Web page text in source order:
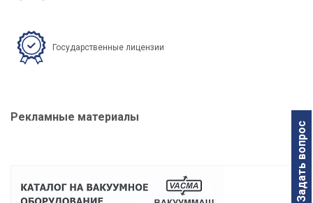
Задать вопрос
Государственные лицензии
Рекламные материалы